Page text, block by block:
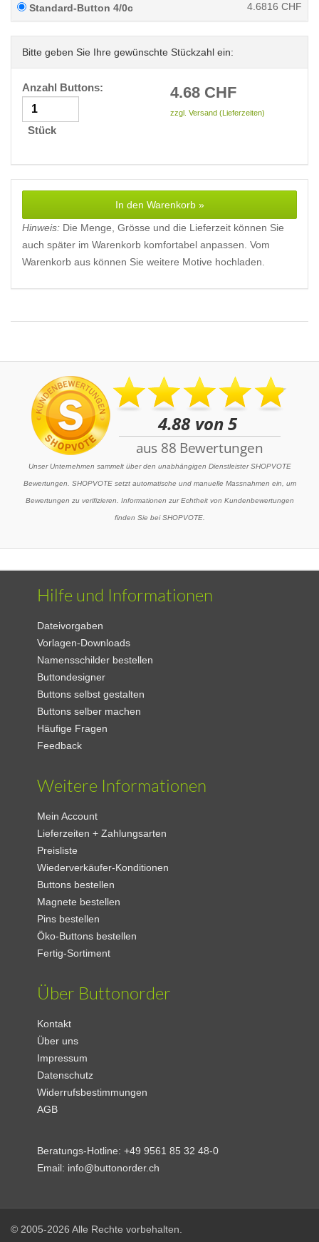
Standard-Button 4/0c 4.6816 CHF
Bitte geben Sie Ihre gewünschte Stückzahl ein:
Anzahl Buttons:
Stück
4.68 CHF
zzgl. Versand (Lieferzeiten)
In den Warenkorb »
Hinweis: Die Menge, Grösse und die Lieferzeit können Sie
auch später im Warenkorb komfortabel anpassen. Vom
Warenkorb aus können Sie weitere Motive hochladen.
Unser Unternehmen sammelt über den unabhängigen Dienstleister SHOPVOTE
Bewertungen. SHOPVOTE setzt automatische und manuelle Massnahmen ein, um
Bewertungen zu verifizieren. Informationen zur Echtheit von Kundenbewertungen
finden Sie bei SHOPVOTE.
Hilfe und Informationen
Dateivorgaben
Vorlagen-Downloads
Namensschilder bestellen
Buttondesigner
Buttons selbst gestalten
Buttons selber machen
Häufige Fragen
Feedback
Weitere Informationen
Mein Account
Lieferzeiten + Zahlungsarten
Preisliste
Wiederverkäufer-Konditionen
Buttons bestellen
Magnete bestellen
Pins bestellen
Öko-Buttons bestellen
Fertig-Sortiment
Über Buttonorder
Kontakt
Über uns
Impressum
Datenschutz
Widerrufsbestimmungen
AGB
Beratungs-Hotline:+49 9561 85 32 48-0
Email: info@buttonorder.ch
© 2005-2026 Alle Rechte vorbehalten.